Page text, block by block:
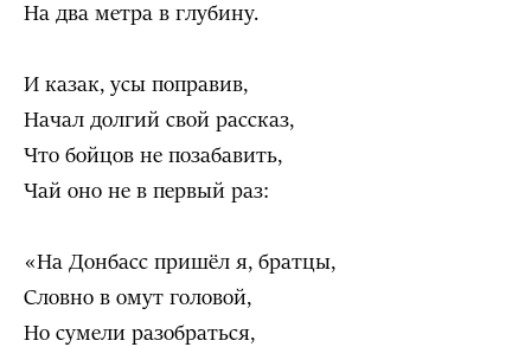
На два метра в глубину.
И казак, усы поправив,
Начал долгий свой рассказ,
Что бойцов не позабавить,
Чай оно не в первый раз:
«На Донбасс пришёл я, братцы,
Словно в омут головой,
Но сумели разобраться,